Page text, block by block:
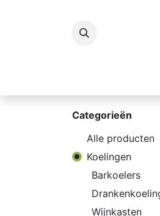
Categorieën
Alle producten
Koelingen
Barkoelers
Wijnkasten